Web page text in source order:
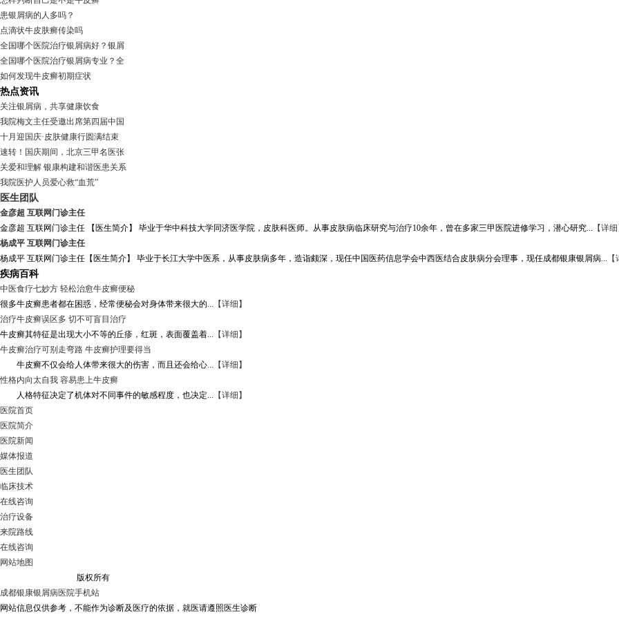
患银屑病的人多吗？
点滴状牛皮肤癣传染吗
全国哪个医院治疗银屑病好？银屑
全国哪个医院治疗银屑病专业？全
如何发现牛皮癣初期症状
热点资讯
关注银屑病，共享健康饮食
我院梅文主任受邀出席第四届中国
十月迎国庆·皮肤健康行圆满结束
速转！国庆期间，北京三甲名医张
关爱和理解 银康构建和谐医患关系
我院医护人员爱心救“血荒”
医生团队
金彦超 互联网门诊主任
金彦超 互联网门诊主任 【医生简介】 毕业于华中科技大学同济医学院，皮肤科医师。从事皮肤病临床研究与治疗10余年，曾在多家三甲医院进修学习，潜心研究... 【详细
杨成平 互联网门诊主任
杨成平 互联网门诊主任【医生简介】 毕业于长江大学中医系，从事皮肤病多年，造诣颇深，现任中国医药信息学会中西医结合皮肤病分会理事，现任成都银康银屑病...
疾病百科
中医食疗七妙方 轻松治愈牛皮癣便秘
很多牛皮癣患者都在困惑，经常便秘会对身体带来很大的... 【详细】
治疗牛皮癣误区多 切不可盲目治疗
牛皮癣其特征是出现大小不等的丘疹，红斑，表面覆盖着... 【详细】
牛皮癣治疗可别走弯路 牛皮癣护理要得当
牛皮癣不仅会给人体带来很大的伤害，而且还会给心... 【详细】
性格内向太自我 容易患上牛皮癣
人格特征决定了机体对不同事件的敏感程度，也决定... 【详细】
医院首页
医院简介
医院新闻
媒体报道
医生团队
临床技术
在线咨询
治疗设备
来院路线
在线咨询
网站地图
版权所有
成都银康银屑病医院手机站
网站信息仅供参考，不能作为诊断及医疗的依据，就医请遵照医生诊断